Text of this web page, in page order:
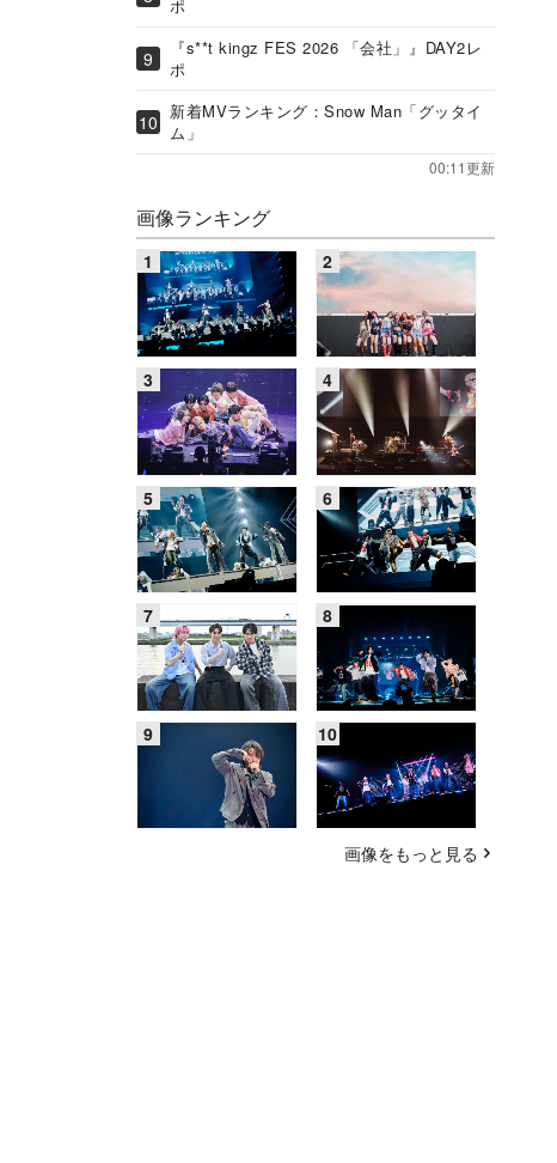
ポ
『s**t kingz FES 2026 「会社」』DAY2レ
ポ
新着MVランキング：Snow Man「グッタイ
ム」
00:11更新
画像ランキング
画像をもっと見る